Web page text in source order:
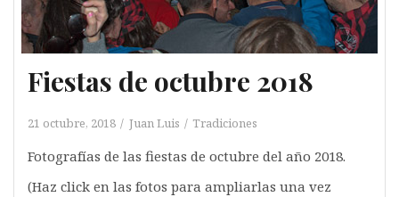
Fiestas de octubre 2018
21 octubre, 2018 Juan Luis Tradiciones
Fotografías de las fiestas de octubre del año 2018.
(Haz click en las fotos para ampliarlas una vez